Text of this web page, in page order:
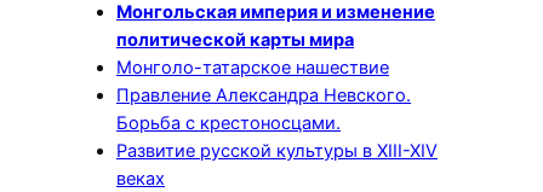
Монгольская империя и изменение
политической карты мира
Монголо-татарское нашествие
Правление Александра Невского.
Борьба с крестоносцами.
Развитие русской культуры в XIII-XIV
веках